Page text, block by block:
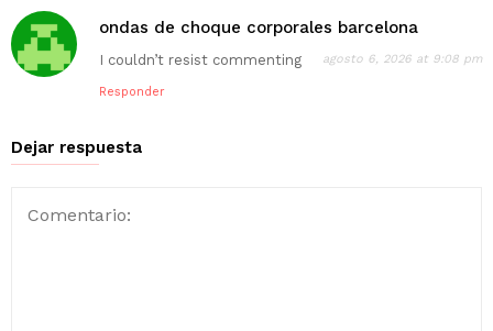
ondas de choque corporales barcelona
agosto 6, 2026 at 9:08 pm
I couldn’t resist commenting
Responder
Dejar respuesta